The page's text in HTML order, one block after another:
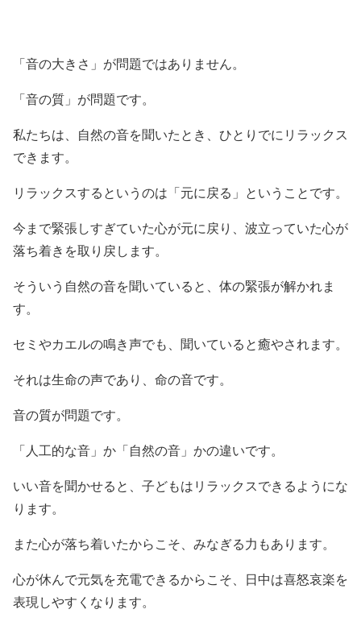
「音の大きさ」が問題ではありません。
「音の質」が問題です。
私たちは、自然の音を聞いたとき、ひとりでにリラックス
できます。
リラックスするというのは「元に戻る」ということです。
今まで緊張しすぎていた心が元に戻り、波立っていた心が
落ち着きを取り戻します。
そういう自然の音を聞いていると、体の緊張が解かれま
す。
セミやカエルの鳴き声でも、聞いていると癒やされます。
それは生命の声であり、命の音です。
音の質が問題です。
「人工的な音」か「自然の音」かの違いです。
いい音を聞かせると、子どもはリラックスできるようにな
ります。
また心が落ち着いたからこそ、みなぎる力もあります。
心が休んで元気を充電できるからこそ、日中は喜怒哀楽を
表現しやすくなります。